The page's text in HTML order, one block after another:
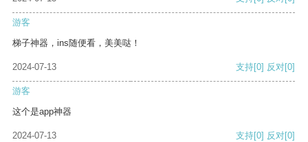
游客
梯子神器，ins随便看，美美哒！
2024-07-13 支持[0] 反对[0]
游客
这个是app神器
2024-07-13 支持[0] 反对[0]